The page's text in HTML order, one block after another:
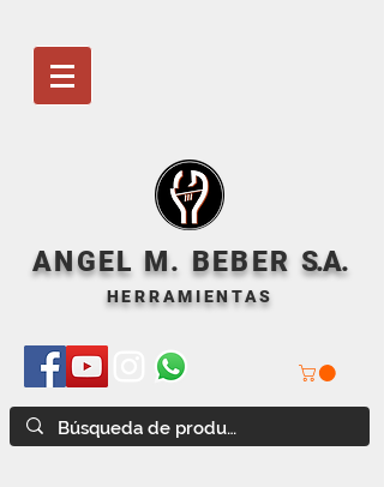
ANGEL M. BEBER S.A.
HERRAMIENTAS